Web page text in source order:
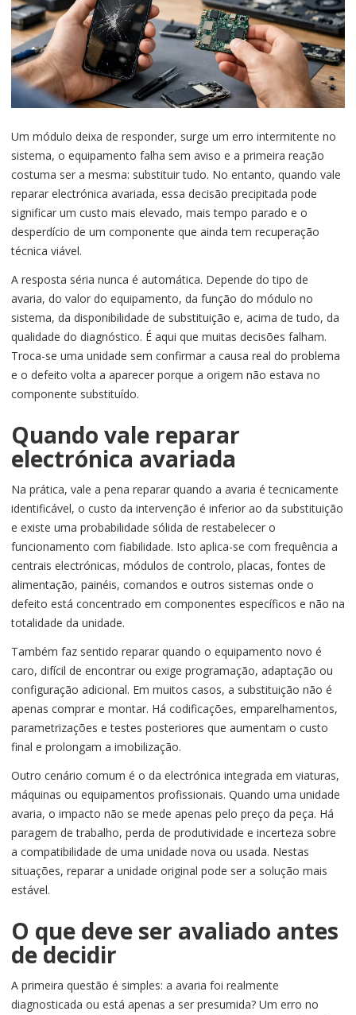
Um módulo deixa de responder, surge um erro intermitente no
sistema, o equipamento falha sem aviso e a primeira reação
costuma ser a mesma: substituir tudo. No entanto, quando vale
reparar electrónica avariada, essa decisão precipitada pode
significar um custo mais elevado, mais tempo parado e o
desperdício de um componente que ainda tem recuperação
técnica viável.
A resposta séria nunca é automática. Depende do tipo de
avaria, do valor do equipamento, da função do módulo no
sistema, da disponibilidade de substituição e, acima de tudo, da
qualidade do diagnóstico. É aqui que muitas decisões falham.
Troca-se uma unidade sem confirmar a causa real do problema
e o defeito volta a aparecer porque a origem não estava no
componente substituído.
Quando vale reparar
electrónica avariada
Na prática, vale a pena reparar quando a avaria é tecnicamente
identificável, o custo da intervenção é inferior ao da substituição
e existe uma probabilidade sólida de restabelecer o
funcionamento com fiabilidade. Isto aplica-se com frequência a
centrais electrónicas, módulos de controlo, placas, fontes de
alimentação, painéis, comandos e outros sistemas onde o
defeito está concentrado em componentes específicos e não na
totalidade da unidade.
Também faz sentido reparar quando o equipamento novo é
caro, difícil de encontrar ou exige programação, adaptação ou
configuração adicional. Em muitos casos, a substituição não é
apenas comprar e montar. Há codificações, emparelhamentos,
parametrizações e testes posteriores que aumentam o custo
final e prolongam a imobilização.
Outro cenário comum é o da electrónica integrada em viaturas,
máquinas ou equipamentos profissionais. Quando uma unidade
avaria, o impacto não se mede apenas pelo preço da peça. Há
paragem de trabalho, perda de produtividade e incerteza sobre
a compatibilidade de uma unidade nova ou usada. Nestas
situações, reparar a unidade original pode ser a solução mais
estável.
O que deve ser avaliado antes
de decidir
A primeira questão é simples: a avaria foi realmente
diagnosticada ou está apenas a ser presumida? Um erro no